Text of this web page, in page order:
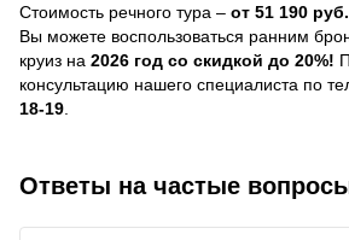
Стоимость речного тура – от 51 190 руб.
Вы можете воспользоваться ранним
круиз на 2026 год со скидкой до 20%!
консультацию нашего специалиста по
18-19
Ответы на частые